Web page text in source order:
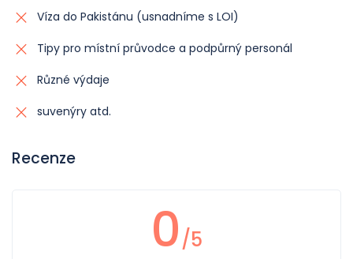
Víza do Pakistánu (usnadníme s LOI)
Tipy pro místní průvodce a podpůrný personál
Různé výdaje
suvenýry atd.
Recenze
0/5